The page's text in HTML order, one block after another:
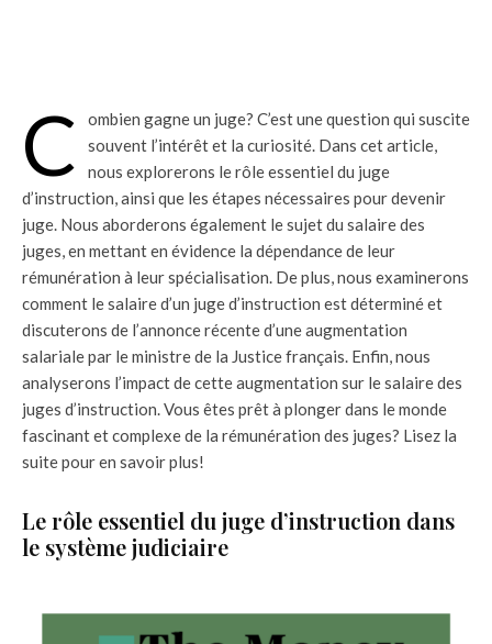
C
ombien gagne un juge? C’est une question qui suscite
souvent l’intérêt et la curiosité. Dans cet article,
nous explorerons le rôle essentiel du juge
d’instruction, ainsi que les étapes nécessaires pour devenir
juge. Nous aborderons également le sujet du salaire des
juges, en mettant en évidence la dépendance de leur
rémunération à leur spécialisation. De plus, nous examinerons
comment le salaire d’un juge d’instruction est déterminé et
discuterons de l’annonce récente d’une augmentation
salariale par le ministre de la Justice français. Enfin, nous
analyserons l’impact de cette augmentation sur le salaire des
juges d’instruction. Vous êtes prêt à plonger dans le monde
fascinant et complexe de la rémunération des juges? Lisez la
suite pour en savoir plus!
Le rôle essentiel du juge d’instruction dans
le système judiciaire